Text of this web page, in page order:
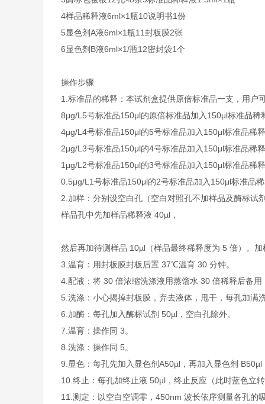
4样品稀释液6ml×1瓶10说明书1份
5显色剂A液6ml×1瓶11封板膜2张
6显色剂B液6ml×1/瓶12密封袋1个
操作步骤
1.标准品的稀释：本试剂盒提供原倍标准品一支，用户
8μg/L 5号标准品150μl的原倍标准品加入150μl标准品稀
4μg/L 4号标准品150μl的5号标准品加入150μl标准品稀
2μg/L 3号标准品150μl的4号标准品加入150μl标准品稀
1μg/L 2号标准品150μl的3号标准品加入150μl标准品稀
0.5μg/L 1号标准品150μl的2号标准品加入150μl标准品
2.加样：分别设空白孔（空白对照孔不加样品及酶标
样品孔中先加样品稀释液 40µl，
然后再加待测样品 10µl（样品最终稀释度为 5 倍）。
3.温育：用封板膜封板后置 37℃温育 30 分钟。
4.配液：将 30 倍浓缩洗涤液用蒸馏水 30 倍稀释后备用
5.洗涤：小心揭掉封板膜，弃去液体，甩干，每孔加满
6.加酶：每孔加入酶标试剂 50µl，空白孔除外。
7.温育：操作同 3。
8.洗涤：操作同 5。
9.显色：每孔先加入显色剂A50µl，再加入显色剂
10.终止：每孔加终止液 50µl，终止反应（此时蓝色立
11.测定：以空白空调零，450nm 波长依序测量各孔的